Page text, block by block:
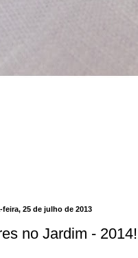
25 de julho de 2013
no Jardim - 2014!